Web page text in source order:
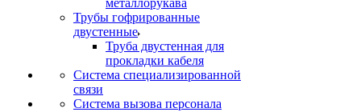
металлорукава
Трубы гофрированные
двустенные
Труба двустенная для
прокладки кабеля
Система специализированной
связи
Cистема вызова персонала